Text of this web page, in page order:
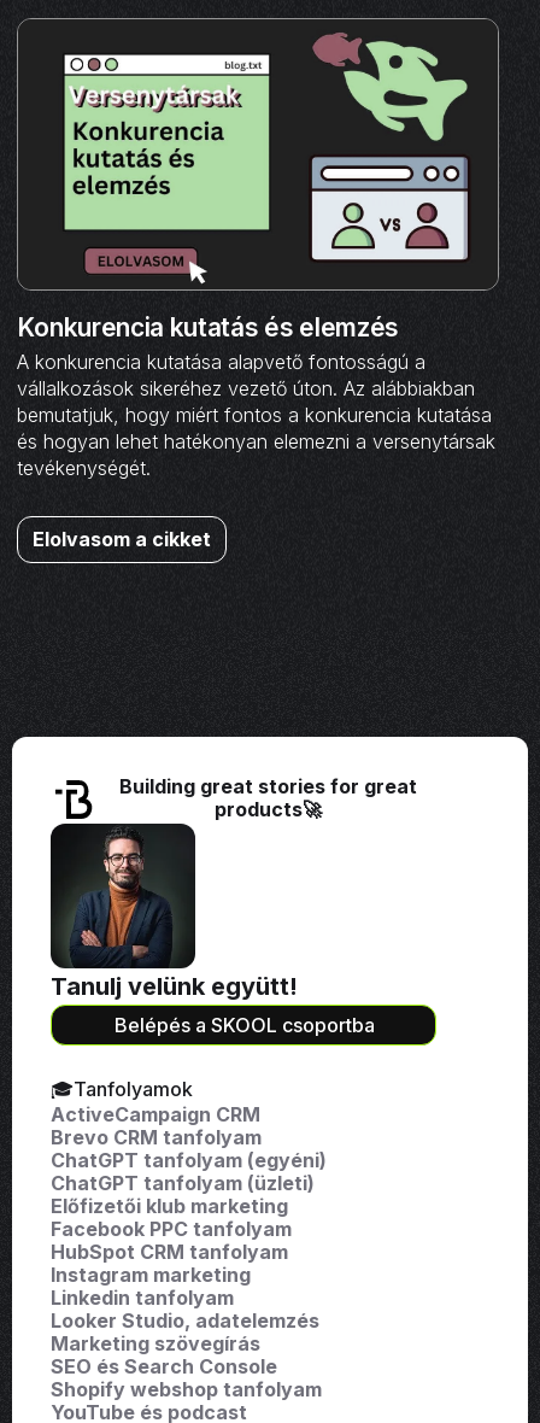
Konkurencia kutatás és elemzés
A konkurencia kutatása alapvető fontosságú a
vállalkozások sikeréhez vezető úton. Az alábbiakban
bemutatjuk, hogy miért fontos a konkurencia kutatása
és hogyan lehet hatékonyan elemezni a versenytársak
tevékenységét.
Elolvasom a cikket
Building great stories for great
products🚀
Tanulj velünk együtt!
Belépés a SKOOL csoportba
🎓Tanfolyamok
ActiveCampaign CRM
Brevo CRM tanfolyam
ChatGPT tanfolyam (egyéni)
ChatGPT tanfolyam (üzleti)
Előfizetői klub marketing
Facebook PPC tanfolyam
HubSpot CRM tanfolyam
Instagram marketing
Linkedin tanfolyam
Looker Studio, adatelemzés
Marketing szövegírás
SEO és Search Console
Shopify webshop tanfolyam
YouTube és podcast